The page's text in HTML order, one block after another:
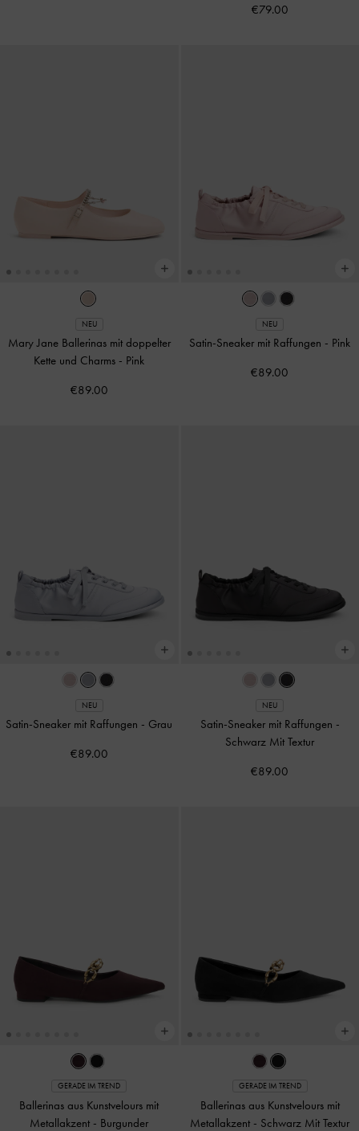
€79.00
NEU
Mary Jane Ballerinas mit doppelter
Kette und Charms - Pink
€89.00
NEU
Satin-Sneaker mit Raffungen - Pink
€89.00
NEU
Satin-Sneaker mit Raffungen - Grau
€89.00
NEU
Satin-Sneaker mit Raffungen -
Schwarz Mit Textur
€89.00
GERADE IM TREND
Ballerinas aus Kunstvelours mit
Metallakzent - Burgunder
GERADE IM TREND
Ballerinas aus Kunstvelours mit
Metallakzent - Schwarz Mit Textur